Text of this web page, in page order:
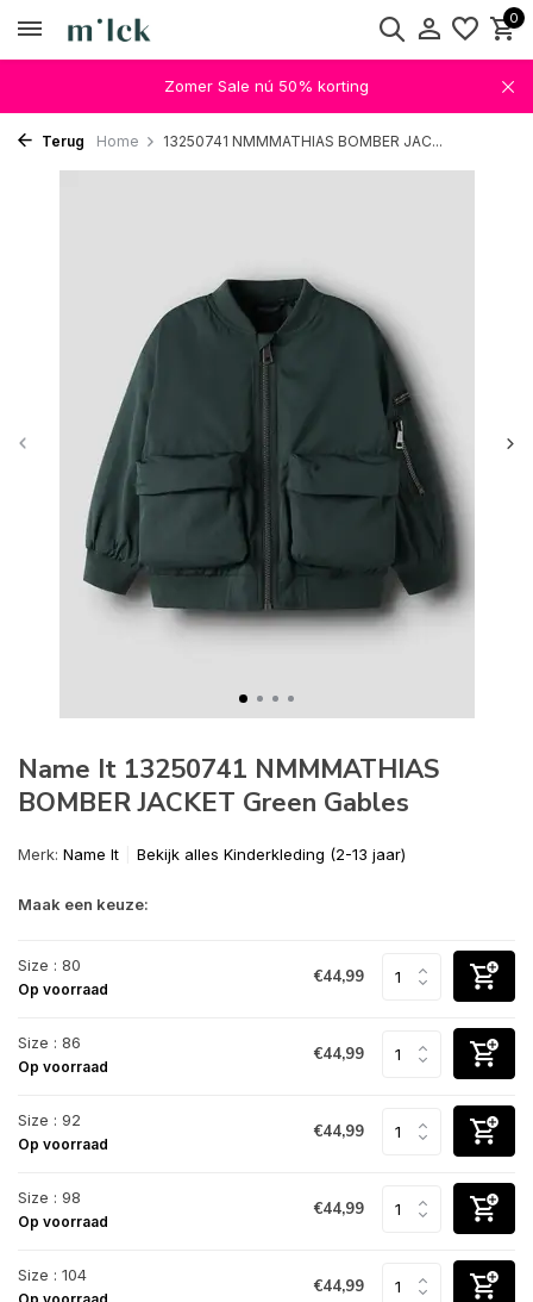
0
Zomer Sale nú 50% korting
Terug Home 13250741 NMMMATHIAS BOMBER JAC...
Name It 13250741 NMMMATHIAS
BOMBER JACKET Green Gables
Merk: Name It Bekijk alles Kinderkleding (2-13 jaar)
Maak een keuze:
Size : 80
Op voorraad
€44,99
Size : 86
Op voorraad
€44,99
Size : 92
Op voorraad
€44,99
Size : 98
Op voorraad
€44,99
Size : 104
Op voorraad
€44,99